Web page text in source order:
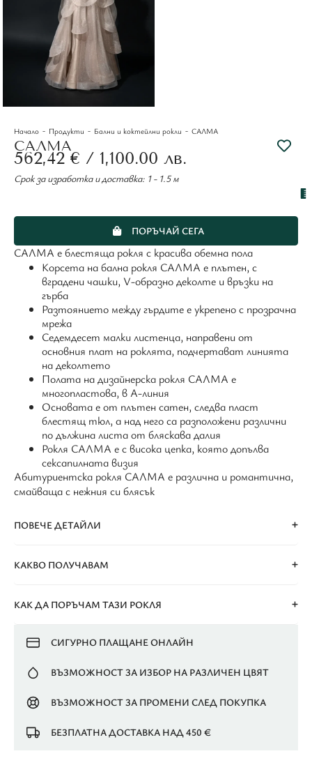
Начало - Продукти - Бални и коктейлни рокли - САЛМА
САЛМА
562,42 € / 1,100.00 лв.
Срок за изработка и доставка: 1 - 1.5 м
ПОРЪЧАЙ СЕГА
САЛМА е блестяща рокля с красива обемна пола
Корсета на бална рокля САЛМА е плътен, с
вградени чашки, V-образно деколте и връзки на
гърба
Разтоянието между гърдите е укрепено с прозрачна
мрежа
Седемдесет малки листенца, направени от
основния плат на роклята, подчертават линията
на деколтето
Полата на дизайнерска рокля САЛМА е
многопластова, в А-линия
Основата е от плътен сатен, следва пласт
блестящ тюл, а над него са разположени различни
по дължина листа от бляскава далия
Рокля САЛМА е с висока цепка, която допълва
сексапилната визия
Абитуриентска рокля САЛМА е различна и романтична,
смайваща с нежния си блясък
ПОВЕЧЕ ДЕТАЙЛИ
КАКВО ПОЛУЧАВАМ
КАК ДА ПОРЪЧАМ ТАЗИ РОКЛЯ
СИГУРНО ПЛАЩАНЕ ОНЛАЙН
ВЪЗМОЖНОСТ ЗА ИЗБОР НА РАЗЛИЧЕН ЦВЯТ
ВЪЗМОЖНОСТ ЗА ПРОМЕНИ СЛЕД ПОКУПКА
БЕЗПЛАТНА ДОСТАВКА НАД 450 €